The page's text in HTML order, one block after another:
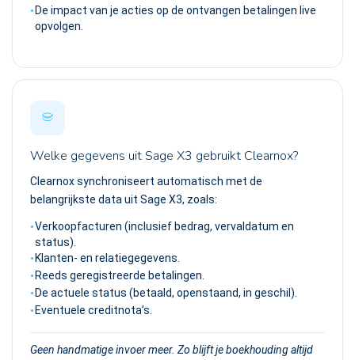
De impact van je acties op de ontvangen betalingen live
opvolgen.
Welke gegevens uit Sage X3 gebruikt Clearnox?
Clearnox synchroniseert automatisch met de
belangrijkste data uit Sage X3, zoals:
Verkoopfacturen (inclusief bedrag, vervaldatum en
status).
Klanten- en relatiegegevens.
Reeds geregistreerde betalingen.
De actuele status (betaald, openstaand, in geschil).
Eventuele creditnota’s.
Geen handmatige invoer meer. Zo blijft je boekhouding altijd